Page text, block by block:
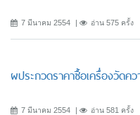
7 มีนาคม 2554 อ่าน 575 ครั้ง
ผประกวดราคาซื้อเครื่องวัดค
7 มีนาคม 2554 อ่าน 581 ครั้ง